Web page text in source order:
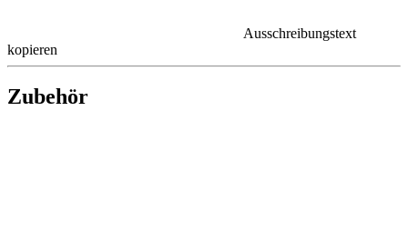
Ausschreibungstext
kopieren
Zubehör